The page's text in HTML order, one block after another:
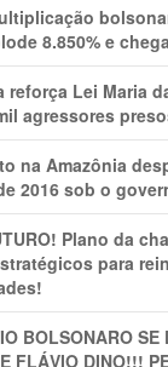
8.850% e
reforça Lei Maria
agressores
na Amazônia
2016 sob o
Plano da
para
BOLSONARO SE
FLÁVIO DINO!!!